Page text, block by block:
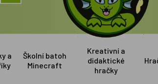
a
Školní batoh
Minecraft
Kreativní a
didaktické
hračky